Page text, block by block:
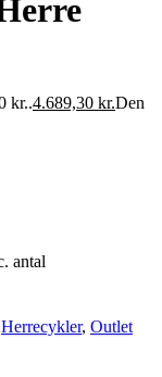
kr..4.689,30 kr.Den
antal
Herrecykler, Outlet